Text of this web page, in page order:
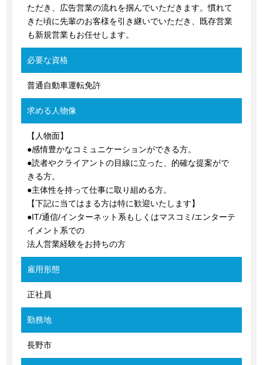
ただき、広告営業の流れを掴んでいただきます。慣れて
きた頃に先輩のお客様を引き継いでいただき、既存営業
も新規営業もお任せします。
必要な資格
普通自動車運転免許
求める人物像
【人物面】
●感情豊かなコミュニケーションができる方。
●読者やクライアントの目線に立った、的確な提案がで
きる方。
●主体性を持って仕事に取り組める方。
【下記に当てはまる方は特に歓迎いたします】
●IT/通信/インターネット系もしくはマスコミ/エンターテ
イメント系での
法人営業経験をお持ちの方
雇用形態
正社員
勤務地
長野市